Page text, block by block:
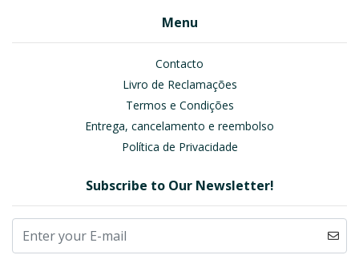
Menu
Contacto
Livro de Reclamações
Termos e Condições
Entrega, cancelamento e reembolso
Política de Privacidade
Subscribe to Our Newsletter!